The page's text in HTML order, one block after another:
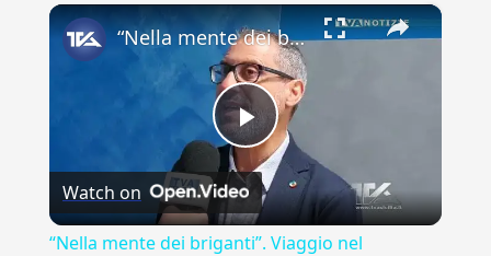
Fullscreen ×
Play
Video
“Nella mente dei briganti”. Viaggio nel fenomeno del brigantaggio con il libro del biancavillese Fil
Watch on
“Nella mente dei briganti”. Viaggio nel